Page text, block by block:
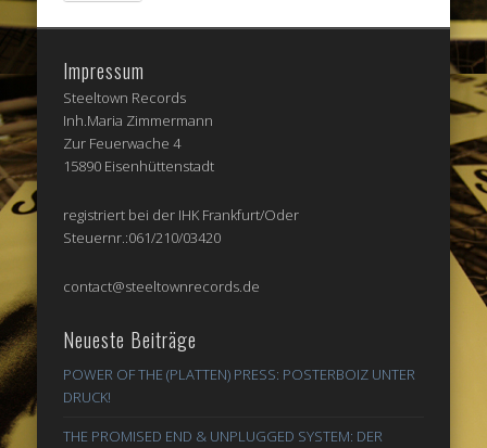
Impressum
Steeltown Records
Inh.Maria Zimmermann
Zur Feuerwache 4
15890 Eisenhüttenstadt
registriert bei der IHK Frankfurt/Oder
Steuernr.:061/210/03420
contact@steeltownrecords.de
Neueste Beiträge
POWER OF THE (PLATTEN) PRESS: POSTERBOIZ UNTER
DRUCK!
THE PROMISED END & UNPLUGGED SYSTEM: DER